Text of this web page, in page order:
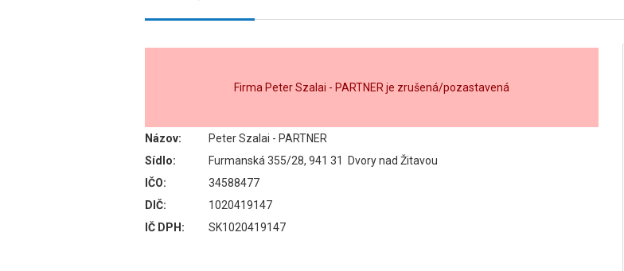
Firma Peter Szalai - PARTNER je zrušená/pozastavená
Názov:
Peter Szalai - PARTNER
Sídlo:
Furmanská 355/28, 941 31 Dvory nad Žitavou
IČO:
34588477
DIČ:
1020419147
IČ DPH:
SK1020419147